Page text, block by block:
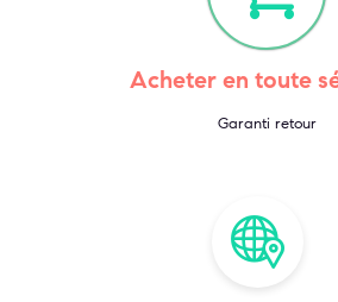
Acheter en toute
Garanti retour